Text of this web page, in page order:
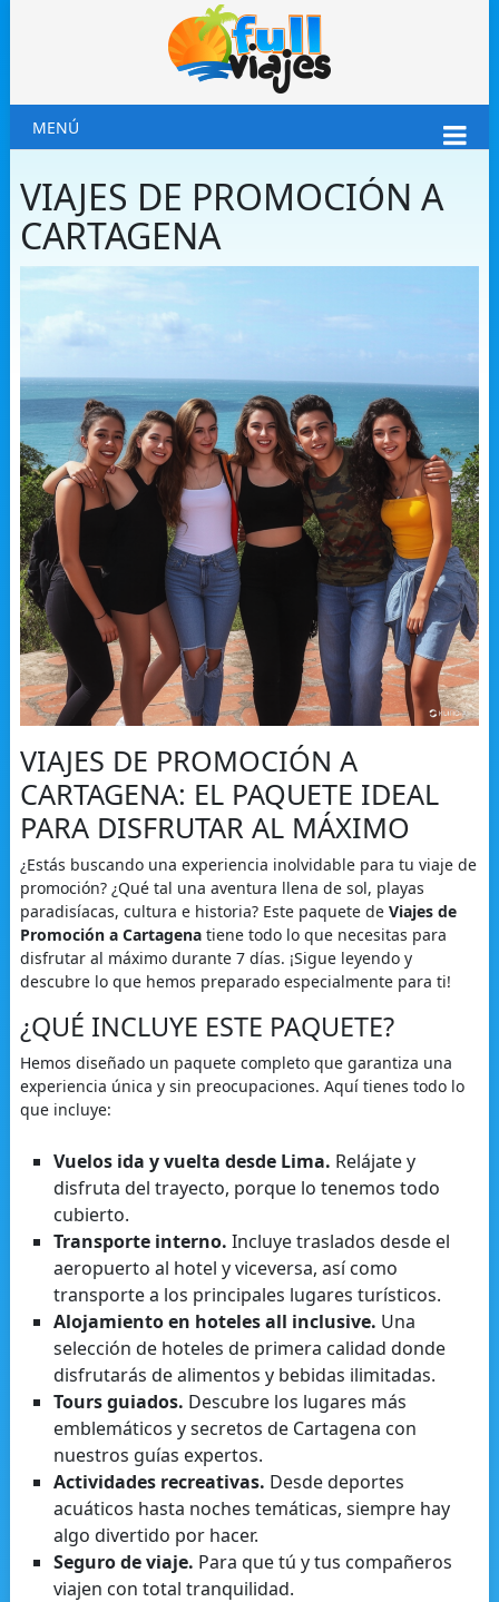
MENÚ
VIAJES DE PROMOCIÓN A
CARTAGENA
VIAJES DE PROMOCIÓN A
CARTAGENA: EL PAQUETE IDEAL
PARA DISFRUTAR AL MÁXIMO
¿Estás buscando una experiencia inolvidable para tu viaje de
promoción? ¿Qué tal una aventura llena de sol, playas
paradisíacas, cultura e historia? Este paquete de Viajes de
Promoción a Cartagenatiene todo lo que necesitas para
disfrutar al máximo durante 7 días. ¡Sigue leyendo y
descubre lo que hemos preparado especialmente para ti!
¿QUÉ INCLUYE ESTE PAQUETE?
Hemos diseñado un paquete completo que garantiza una
experiencia única y sin preocupaciones. Aquí tienes todo lo
que incluye:
Vuelos ida y vuelta desde Lima. Relájate y
disfruta del trayecto, porque lo tenemos todo
cubierto.
Transporte interno. Incluye traslados desde el
aeropuerto al hotel y viceversa, así como
transporte a los principales lugares turísticos.
Alojamiento en hoteles all inclusive. Una
selección de hoteles de primera calidad donde
disfrutarás de alimentos y bebidas ilimitadas.
Tours guiados. Descubre los lugares más
emblemáticos y secretos de Cartagena con
nuestros guías expertos.
Actividades recreativas. Desde deportes
acuáticos hasta noches temáticas, siempre hay
algo divertido por hacer.
Seguro de viaje. Para que tú y tus compañeros
viajen con total tranquilidad.